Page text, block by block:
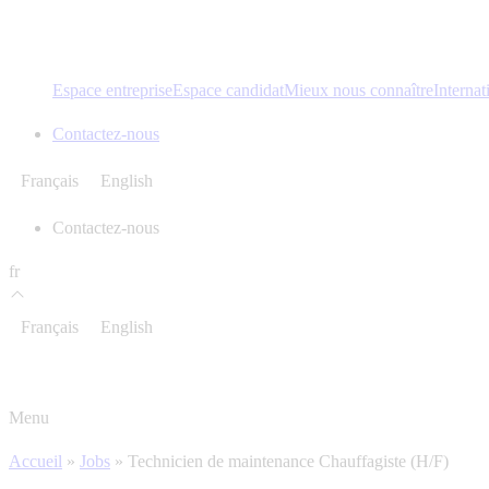
Espace entrepriseEspace candidatMieux nous connaître
Contactez-nous
Français English
Contactez-nous
fr
Français English
Menu
Accueil » Jobs » Technicien de maintenance Chauffagiste (H/F)